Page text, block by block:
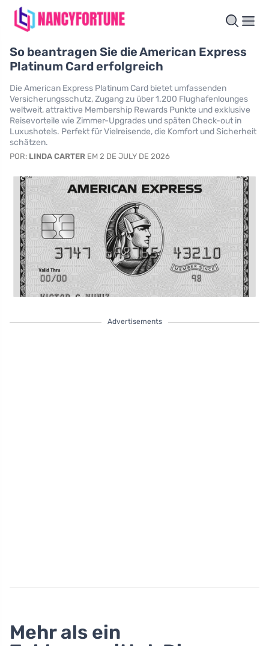
So beantragen Sie die American Express
Platinum Card erfolgreich
Die American Express Platinum Card bietet umfassenden
Versicherungsschutz, Zugang zu über 1.200 Flughafenlounges
weltweit, attraktive Membership Rewards Punkte und exklusive
Reisevorteile wie Zimmer-Upgrades und späten Check-out in
Luxushotels. Perfekt für Vielreisende, die Komfort und Sicherheit
schätzen.
POR: LINDA CARTER EM 2 DE JULY DE 2026
Advertisements
Mehr als ein